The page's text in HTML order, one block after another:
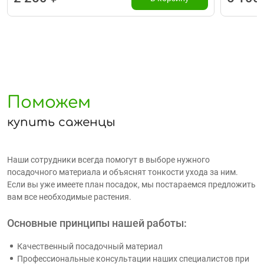
Поможем
купить саженцы
Наши сотрудники всегда помогут в выборе нужного
посадочного материала и объяснят тонкости ухода за ним.
Если вы уже имеете план посадок, мы постараемся предложить
вам все необходимые растения.
Основные принципы нашей работы:
Качественный посадочный материал
Профессиональные консультации наших специалистов при